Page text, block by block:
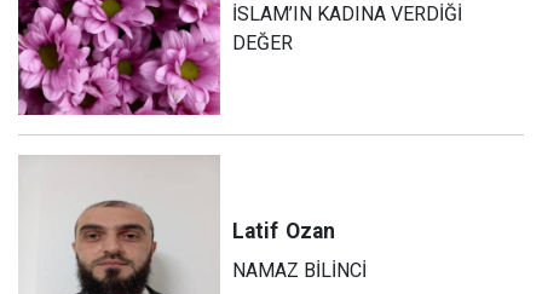
İSLAM’IN KADINA VERDİĞİ
DEĞER
Latif Ozan
NAMAZ BİLİNCİ